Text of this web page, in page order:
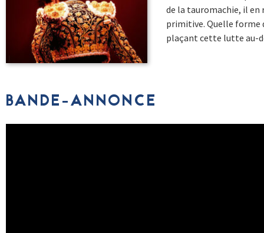
de la tauromachie, il
primitive. Quelle forme
plaçant cette lutte au-
BANDE-ANNONCE